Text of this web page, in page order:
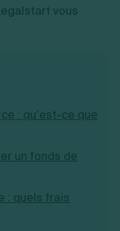
vous
: qu’est-ce que
un fonds de
: quels frais